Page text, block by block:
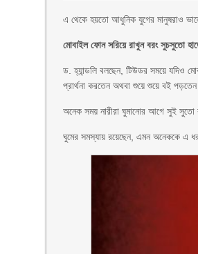
এ থেকে হয়তো আধুনিক যুগের মানুষরাও
মোবাইল ফোন সরিয়ে রাখুন বরং সুচসুতো
ড. হ্যান্ডলি বলছেন, টিউডর সময়ে যদিও
প্রার্থনা করতেন অথবা শুয়ে শুয়ে বই
অনেক সময় নারীরা ঘুমানোর আগে সুই সুতো
ঘুমের সমস্যায় রয়েছেন, এমন অনেককে এ